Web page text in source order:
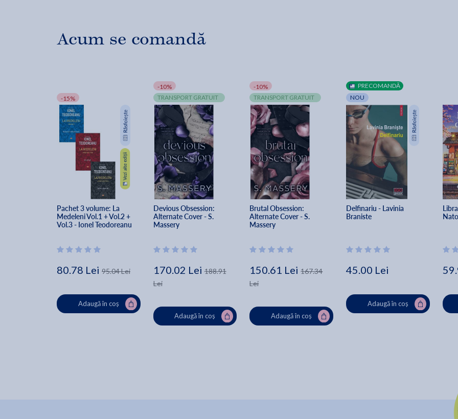
Acum se comandă
-15%
Pachet 3 volume: La
Medeleni Vol.1 + Vol.2 +
Vol.3 - Ionel Teodoreanu
80.78 Lei 95.04 Lei
Adaugă în coș
-10%
TRANSPORT GRATUIT
Devious Obsession:
Alternate Cover - S.
Massery
170.02 Lei 188.91
Lei
Adaugă în coș
-10%
TRANSPORT GRATUIT
Brutal Obsession:
Alternate Cover - S.
Massery
150.61 Lei 167.34
Lei
Adaugă în coș
PRECOMANDĂ
NOU
Delfinariu - Lavinia
Braniste
45.00 Lei
Adaugă în coș